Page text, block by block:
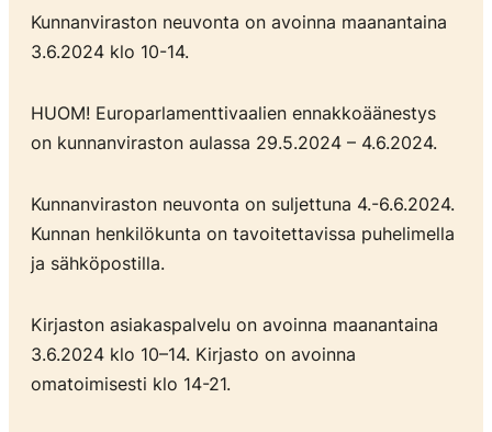
Kunnanviraston neuvonta on avoinna maanantaina
3.6.2024 klo 10-14.
HUOM! Europarlamenttivaalien ennakkoäänestys
on kunnanviraston aulassa 29.5.2024 – 4.6.2024.
Kunnanviraston neuvonta on suljettuna 4.-6.6.2024.
Kunnan henkilökunta on tavoitettavissa puhelimella
ja sähköpostilla.
Kirjaston asiakaspalvelu on avoinna maanantaina
3.6.2024 klo 10–14. Kirjasto on avoinna
omatoimisesti klo 14-21.